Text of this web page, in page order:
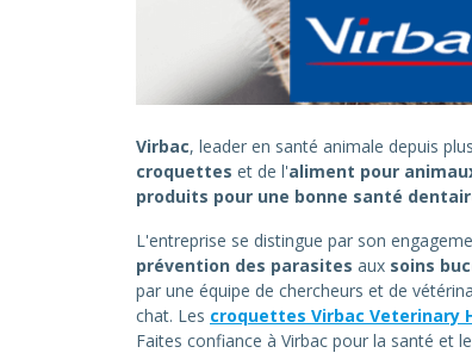
Virbac, leader en santé animale depuis
croquettes et de l'aliment pour
produits pour une bonne santé
L'entreprise se distingue par son
prévention des parasites aux soins
par une équipe de chercheurs et de
chat. Les croquettes Virbac Veterinary
Faites confiance à Virbac pour la santé et